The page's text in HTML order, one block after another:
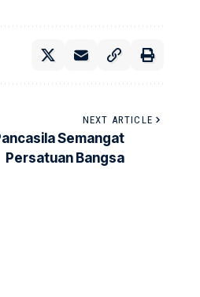
NEXT ARTICLE
Semangat
Persatuan Bangsa